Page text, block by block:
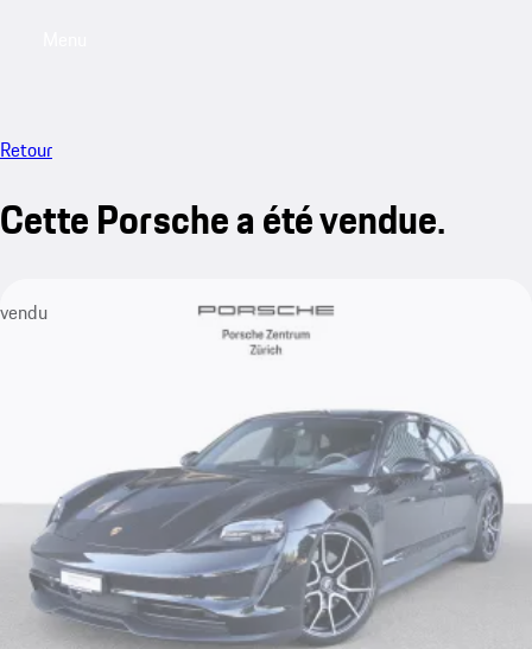
Retour
Cette Porsche a été vendue.
vendu